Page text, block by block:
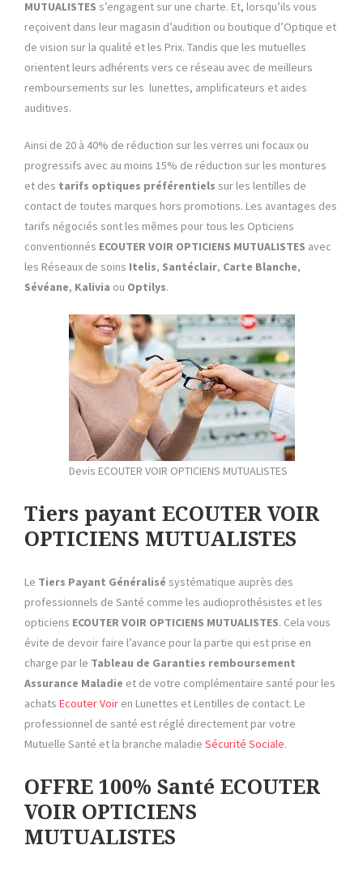
MUTUALISTES s’engagent sur une charte. Et, lorsqu’ils vous
reçoivent dans leur magasin d’audition ou boutique d’Optique et
de vision sur la qualité et les Prix. Tandis que les mutuelles
orientent leurs adhérents vers ce réseau avec de meilleurs
remboursements sur les lunettes, amplificateurs et aides
auditives.
Ainsi de 20 à 40% de réduction sur les verres uni focaux ou
progressifs avec au moins 15% de réduction sur les montures
et des tarifs optiques préférentiels sur les lentilles de
contact de toutes marques hors promotions. Les avantages des
tarifs négociés sont les mêmes pour tous les Opticiens
conventionnés ECOUTER VOIR OPTICIENS MUTUALISTES avec
les Réseaux de soins Itelis, Santéclair, Carte Blanche,
Sévéane, Kalivia ou Optilys.
Devis ECOUTER VOIR OPTICIENS MUTUALISTES
Tiers payant ECOUTER VOIR
OPTICIENS MUTUALISTES
Le Tiers Payant Généralisé systématique auprès des
professionnels de Santé comme les audioprothésistes et les
opticiens ECOUTER VOIR OPTICIENS MUTUALISTES. Cela vous
évite de devoir faire l’avance pour la partie qui est prise en
charge par le Tableau de Garanties remboursement
Assurance Maladie et de votre complémentaire santé pour les
achats Ecouter Voir en Lunettes et Lentilles de contact. Le
professionnel de santé est réglé directement par votre
Mutuelle Santé et la branche maladie Sécurité Sociale.
OFFRE 100% Santé ECOUTER
VOIR OPTICIENS
MUTUALISTES